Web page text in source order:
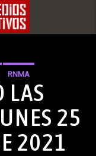
RNMA
LAS
25
2021